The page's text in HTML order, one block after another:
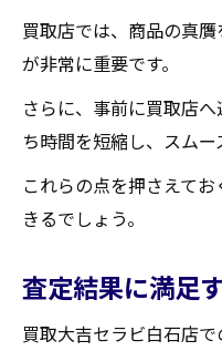
買取店では、商品の真
が非常に重要です。
さらに、事前に買取店
ち時間を短縮し、スムー
これらの点を押さえて
きるでしょう。
査定結果に満足
買取大吉セラビ白石店